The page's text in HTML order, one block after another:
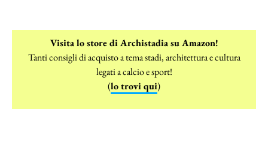
Visita lo store di Archistadia su Amazon!
Tanti consigli di acquisto a tema stadi, architettura e cultura
legati a calcio e sport!
(lo trovi qui)